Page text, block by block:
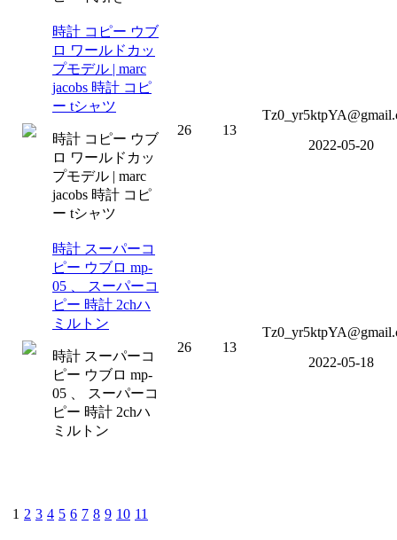
時計 コピー ウブ
ロ ワールドカッ
プモデル | marc
jacobs 時計 コピ
ー tシャツ
時計 コピー ウブ
ロ ワールドカッ
プモデル | marc
jacobs 時計 コピ
ー tシャツ
26 13
2022-05-20
時計 スーパーコ
ピー ウブロ mp-
05 、 スーパーコ
ピー 時計 2chハ
ミルトン
時計 スーパーコ
ピー ウブロ mp-
05 、 スーパーコ
ピー 時計 2chハ
ミルトン
26 13
2022-05-18
1 2 3 4 5 6 7 8 9 10 11